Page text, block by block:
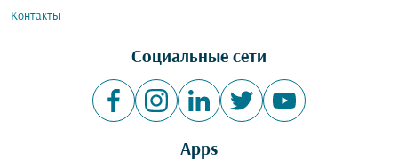
Контакты
Социальные сети
Apps